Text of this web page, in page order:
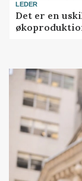
LEDER
Det er en